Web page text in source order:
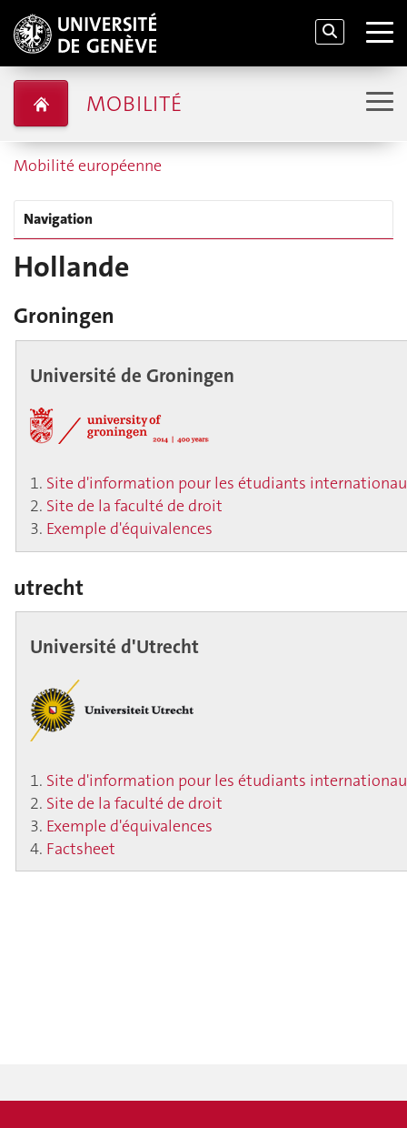
MOBILITÉ
Mobilité européenne
Navigation
Hollande
Groningen
Université de Groningen
Site d'information pour les étudiants
Site de la faculté de droit
Exemple d'équivalences
utrecht
Université d'Utrecht
Site d'information pour les étudiants
Site de la faculté de droit
Exemple d'équivalences
Factsheet